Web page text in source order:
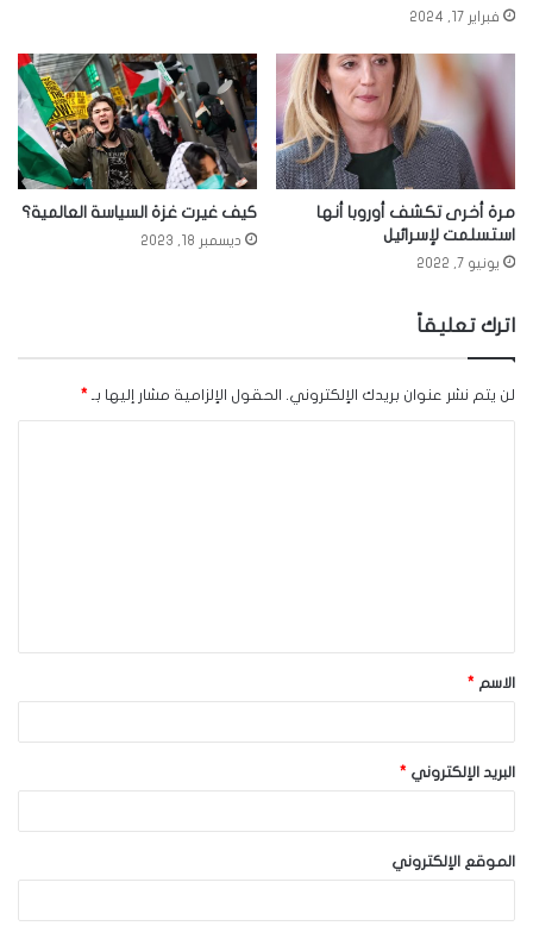
فبراير 17, 2024
مرة أخرى تكشف أوروبا أنها
استسلمت لإسرائيل
يونيو 7, 2022
كيف غيرت غزة السياسة العالمية؟
ديسمبر 18, 2023
اترك تعليقاً
لن يتم نشر عنوان بريدك الإلكتروني. الحقول الإلزامية مشار إليها بـ *
ق
*
الاسم *
البريد الإلكتروني *
الموقع الإلكتروني